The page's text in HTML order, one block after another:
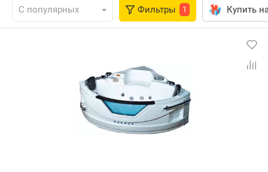
Фильтры 1 Купить